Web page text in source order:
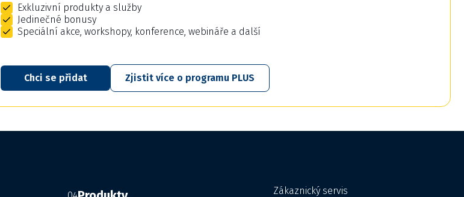
Exkluzivní produkty a služby
Jedinečné bonusy
Speciální akce, workshopy, konference, webináře a další
Chci se přidat Zjistit více o programu PLUS
Zákaznický servis